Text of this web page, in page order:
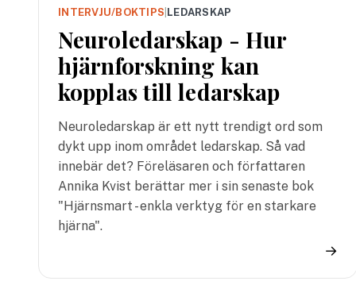
INTERVJU/BOKTIPS LEDARSKAP
Neuroledarskap - Hur
hjärnforskning kan
kopplas till ledarskap
Neuroledarskap är ett nytt trendigt ord som
dykt upp inom området ledarskap. Så vad
innebär det? Föreläsaren och författaren
Annika Kvist berättar mer i sin senaste bok
"Hjärnsmart - enkla verktyg för en starkare
hjärna".
→